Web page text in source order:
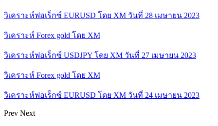
วิเคราะห์ฟอเร็กซ์ EURUSD โดย XM วันที่ 28 เมษายน 2023
วิเคราะห์ Forex gold โดย XM
วิเคราะห์ฟอเร็กซ์ USDJPY โดย XM วันที่ 27 เมษายน 2023
วิเคราะห์ Forex gold โดย XM
วิเคราะห์ฟอเร็กซ์ EURUSD โดย XM วันที่ 24 เมษายน 2023
Prev Next